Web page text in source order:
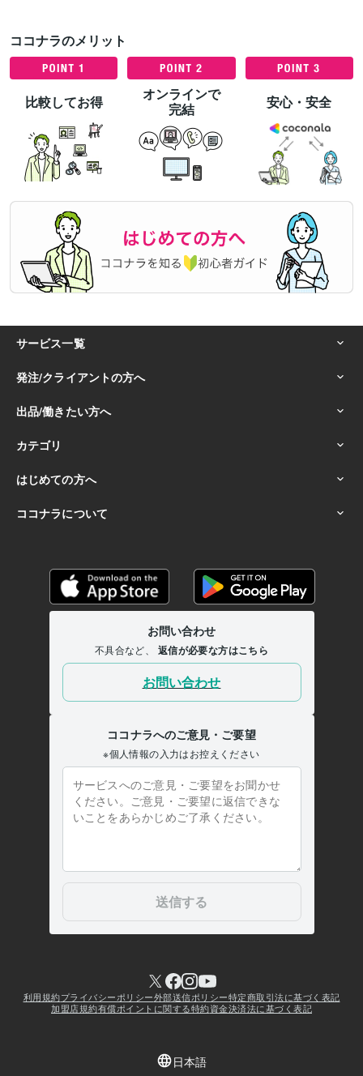
ココナラのメリット
比較してお得
オンラインで
完結
安心・安全